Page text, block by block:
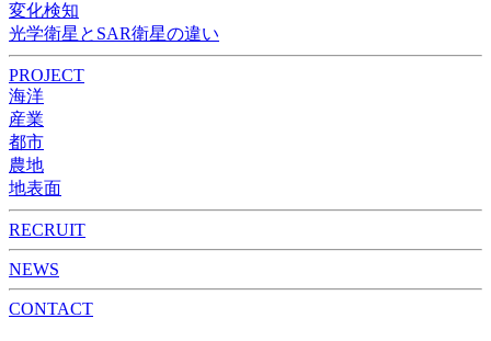
変化検知​
光学衛星とSAR衛星の違い
PROJECT
海洋
産業
都市​
農地
地表面
RECRUIT
NEWS
CONTACT